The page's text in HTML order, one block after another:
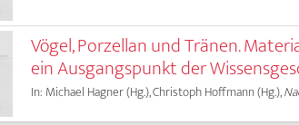
Vögel, Porzellan und Tränen.
ein Ausgangspunkt der
In: Michael Hagner (Hg.), Christoph Hoffmann (Hg.),